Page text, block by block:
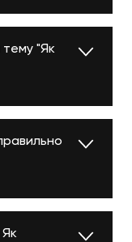
тему "Як
Як